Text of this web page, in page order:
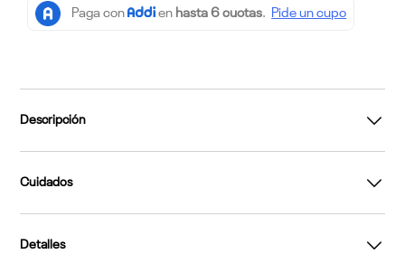
Descripción
Cuidados
Detalles